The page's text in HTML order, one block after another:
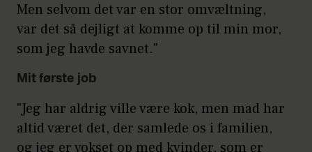
Men selvom det var en stor omvæltning,
var det så dejligt at komme op til min mor,
som jeg havde savnet."
Mit første job
"Jeg har aldrig ville være kok, men mad har
altid været det, der samlede os i familien,
og jeg er vokset op med kvinder, som er